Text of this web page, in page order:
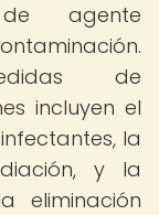
agente
de
incluyen el
la
y la
eliminación